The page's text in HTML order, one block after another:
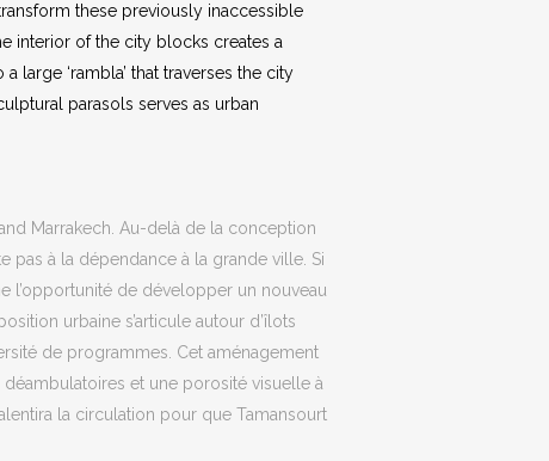
these previously inaccessible
interior of the city blocks creates a
‘rambla’ that traverses the city
parasols serves as urban
Marrakech. Au-delà de la conception
pas à la dépendance à la grande ville. Si
l’opportunité de développer un nouveau
urbaine s’articule autour d’îlots
de programmes. Cet aménagement
et une porosité visuelle à
la circulation pour que Tamansourt